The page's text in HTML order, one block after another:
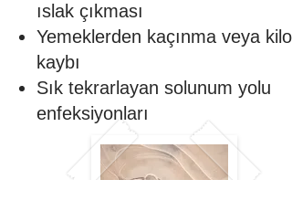
ıslak çıkması
Yemeklerden kaçınma veya kilo
kaybı
Sık tekrarlayan solunum yolu
enfeksiyonları